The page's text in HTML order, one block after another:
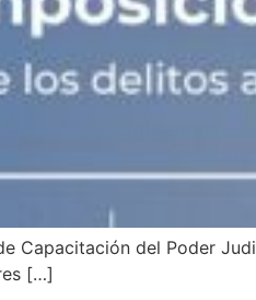
Capacitación del Poder
[…]